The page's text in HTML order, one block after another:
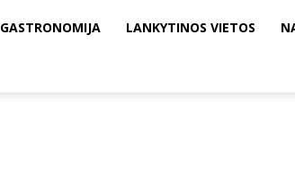
GASTRONOMIJA LANKYTINOS VIETOS